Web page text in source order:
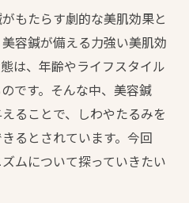
もたらす劇的な美肌効果と
容鍼が備える力強い美肌効
は、年齢やライフスタイル
です。そんな中、美容鍼
ることで、しわやたるみを
るとされています。今回
ムについて探っていきたい